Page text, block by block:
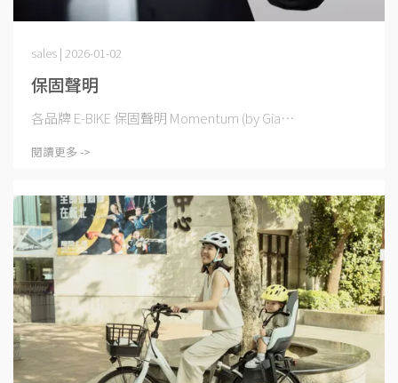
保固聲明
sales | 2026-01-02
各品牌 E-BIKE 保固聲明 Momentum (by Gia⋯
閱讀更多 ->